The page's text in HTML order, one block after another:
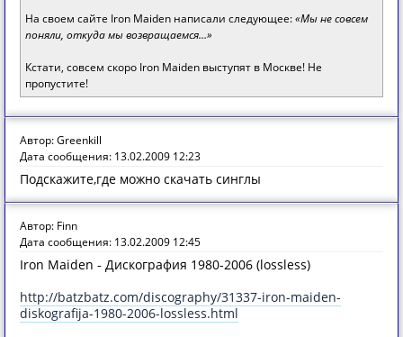
На своем сайте Iron Maiden написали следующее:«Мы не совсем
поняли, откуда мы возвращаемся…»
Кстати, совсем скоро Iron Maiden выступят в Москве! Не
пропустите!
Автор: Greenkill
Дата сообщения: 13.02.2009 12:23
Подскажите,где можно скачать синглы
Автор: Finn
Дата сообщения: 13.02.2009 12:45
Iron Maiden - Дискография 1980-2006 (lossless)
http://batzbatz.com/discography/31337-iron-maiden-
diskografija-1980-2006-lossless.html